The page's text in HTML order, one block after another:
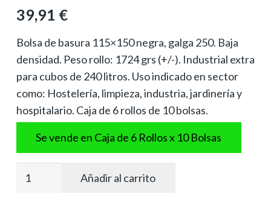
39,91 €
Bolsa de basura 115×150 negra, galga 250. Baja
densidad. Peso rollo: 1724 grs (+/-). Industrial extra
para cubos de 240 litros. Uso indicado en sector
como: Hostelería, limpieza, industria, jardinería y
hospitalario. Caja de 6 rollos de 10 bolsas.
Se vende en Caja de 6 Rollos x 10 Bolsas
Añadir al carrito